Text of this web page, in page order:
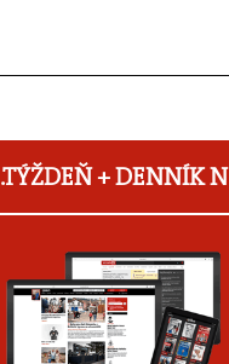
.TÝŽDEŇ +DENNÍK N